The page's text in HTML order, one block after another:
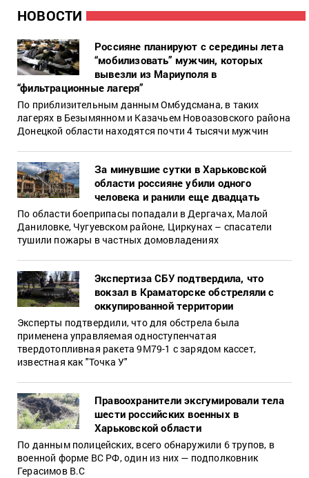
НОВОСТИ
Россияне планируют с середины лета
“мобилизовать” мужчин, которых
вывезли из Мариуполя в
“фильтрационные лагеря”
По приблизительным данным Омбудсмана, в таких
лагерях в Безымянном и Казачьем Новоазовского района
Донецкой области находятся почти 4 тысячи мужчин
За минувшие сутки в Харьковской
области россияне убили одного
человека и ранили еще двадцать
По области боеприпасы попадали в Дергачах, Малой
Даниловке, Чугуевском районе, Циркунах – спасатели
тушили пожары в частных домовладениях
Экспертиза СБУ подтвердила, что
вокзал в Краматорске обстреляли с
оккупированной территории
Эксперты подтвердили, что для обстрела была
применена управляемая одноступенчатая
твердотопливная ракета 9М79-1 с зарядом кассет,
известная как "Точка У"
Правоохранители эксгумировали тела
шести российских военных в
Харьковской области
По данным полицейских, всего обнаружили 6 трупов, в
военной форме ВС РФ, один из них — подполковник
Герасимов В.С